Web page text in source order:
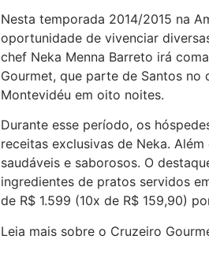
Nesta temporada 2014/2015 na
oportunidade de vivenciar
chef Neka Menna Barreto irá
Gourmet, que parte de Santos no
Montevidéu em oito noites.
Durante esse período, os
receitas exclusivas de Neka.
saudáveis e saborosos. O
ingredientes de pratos servidos
de R$ 1.599 (10x de R$ 159,90)
Leia mais sobre o Cruzeiro